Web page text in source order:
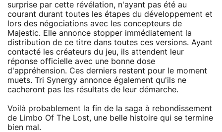
surprise par cette révélation, n'ayant pas été au
courant durant toutes les étapes du développement et
lors des négociations avec les concepteurs de
Majestic. Elle annonce stopper immédiatement la
distribution de ce titre dans toutes ces versions. Ayant
contacté les créateurs du jeu, ils attendent leur
réponse officielle avec une bonne dose
d'appréhension. Ces derniers restent pour le moment
muets. Tri Synergy annonce également qu'ils ne
cacheront pas les résultats de leur démarche.
Voilà probablement la fin de la saga à rebondissement
de Limbo Of The Lost, une belle histoire qui se termine
bien mal.